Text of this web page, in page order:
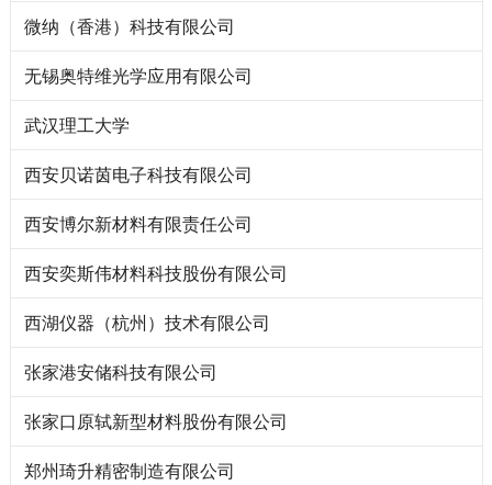
微纳（香港）科技有限公司
无锡奥特维光学应用有限公司
武汉理工大学
西安贝诺茵电子科技有限公司
西安博尔新材料有限责任公司
西安奕斯伟材料科技股份有限公司
西湖仪器（杭州）技术有限公司
张家港安储科技有限公司
张家口原轼新型材料股份有限公司
郑州琦升精密制造有限公司